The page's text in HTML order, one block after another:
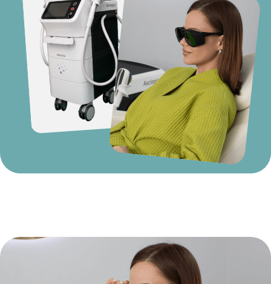
Телефон: